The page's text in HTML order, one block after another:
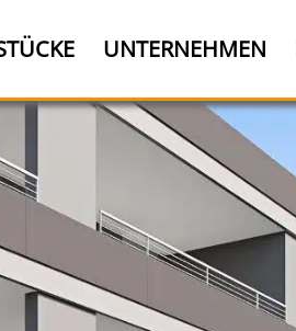
UNTERNEHMEN